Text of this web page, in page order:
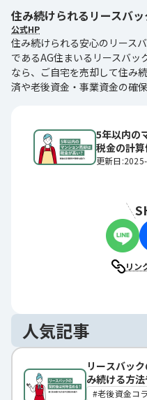
住み続けられるリースバ
公式HP
住み続けられる安心のリース
であるAG住まいるリースバッ
なら、ご自宅を売却して住み
済や老後資金・事業資金の確
5年以内の
税金の計算
更新日
リン
人気記事
リースバッ
み続ける方
老後資金コ